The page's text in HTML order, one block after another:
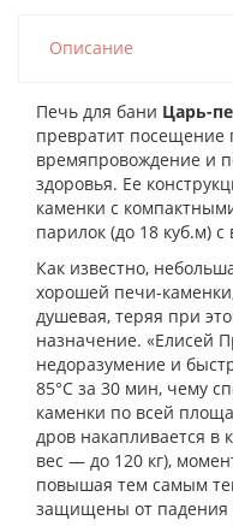
Описание
Печь для бани Царь-
превратит посещение
времяпровождение и
здоровья. Ее
каменки с
парилок (до 18 куб.м)
Как известно,
хорошей печи-
душевая, теряя при
назначение. «Елисей
недоразумение и
85°С за 30 мин, чему
каменки по всей
дров накапливается
вес — до 120 кг),
повышая тем самым
защищены от падения